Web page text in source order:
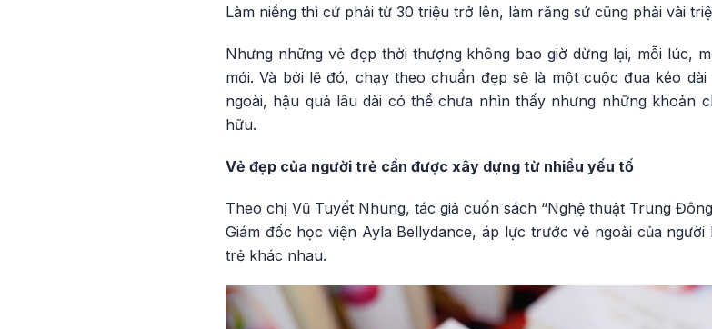
Làm niềng thì cứ phải từ 30 triệu trở lên, làm răng sứ cũng phải vài
Nhưng những vẻ đẹp thời thượng không bao giờ dừng lại, mỗi lúc,
mới. Và bởi lẽ đó, chạy theo chuẩn đẹp sẽ là một cuộc đua kéo
ngoài, hậu quả lâu dài có thể chưa nhìn thấy nhưng những khoản
hữu.
Vẻ đẹp của người trẻ cần được xây dựng từ nhiều yếu tố
Theo chị Vũ Tuyết Nhung, tác giả cuốn sách “Nghệ thuật Trung
Giám đốc học viện Ayla Bellydance, áp lực trước vẻ ngoài của
trẻ khác nhau.